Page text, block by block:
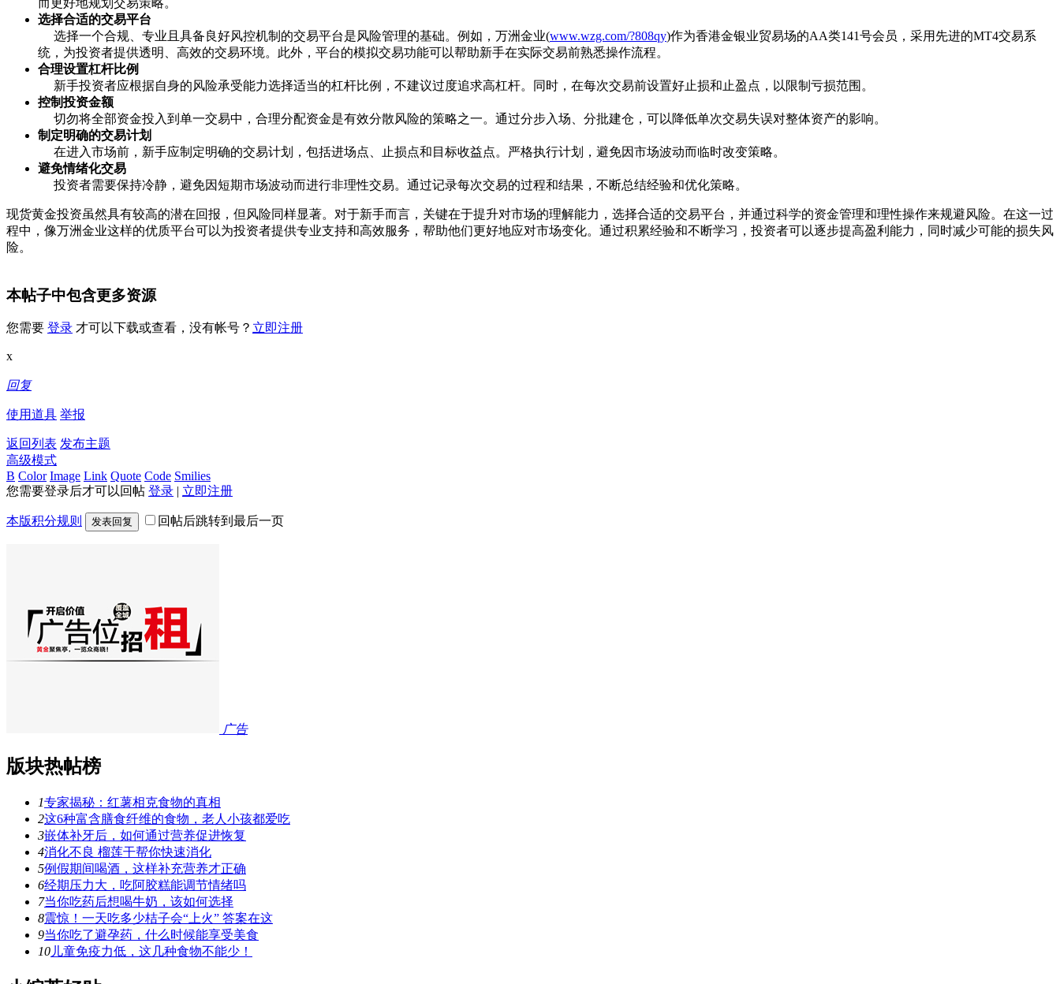
选择合适的交易平台
选择一个合规、专业且具备良好风控机制的交易平台是风险管理的基础。例如，万洲金业(www.wzg.com/?808qy)作为香港金银业贸易场的AA类141号会员，采用先进的MT4交易系
统，为投资者提供透明、高效的交易环境。此外，平台的模拟交易功能可以帮助新手在实际交易前熟悉操作流程。
合理设置杠杆比例
新手投资者应根据自身的风险承受能力选择适当的杠杆比例，不建议过度追求高杠杆。同时，在每次交易前设置好止损和止盈点，以限制亏损范围。
控制投资金额
切勿将全部资金投入到单一交易中，合理分配资金是有效分散风险的策略之一。通过分步入场、分批建仓，可以降低单次交易失误对整体资产的影响。
制定明确的交易计划
在进入市场前，新手应制定明确的交易计划，包括进场点、止损点和目标收益点。严格执行计划，避免因市场波动而临时改变策略。
避免情绪化交易
投资者需要保持冷静，避免因短期市场波动而进行非理性交易。通过记录每次交易的过程和结果，不断总结经验和优化策略。
现货黄金投资虽然具有较高的潜在回报，但风险同样显著。对于新手而言，关键在于提升对市场的理解能力，选择合适的交易平台，并通过科学的资金管理和理性操作来规避风险。在这一过
程中，像万洲金业这样的优质平台可以为投资者提供专业支持和高效服务，帮助他们更好地应对市场变化。通过积累经验和不断学习，投资者可以逐步提高盈利能力，同时减少可能的损失风
险。
本帖子中包含更多资源
您需要 登录 才可以下载或查看，没有帐号？ 立即注册
x
回复
使用道具 举报
返回列表 发布主题
高级模式
B Color Image Link Quote Code Smilies
您需要登录后才可以回帖 登录 | 立即注册
本版积分规则 发表回复 回帖后跳转到最后一页
广告
版块热帖榜
1专家揭秘：红薯相克食物的真相
2这6种富含膳食纤维的食物，老人小孩都爱吃
3嵌体补牙后，如何通过营养促进恢复
4消化不良 榴莲干帮你快速消化
5例假期间喝酒，这样补充营养才正确
6经期压力大，吃阿胶糕能调节情绪吗
7当你吃药后想喝牛奶，该如何选择
8震惊！一天吃多少桔子会“上火” 答案在这
9当你吃了避孕药，什么时候能享受美食
10 儿童免疫力低，这几种食物不能少！